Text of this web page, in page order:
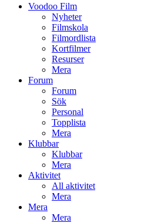
Voodoo Film
Nyheter
Filmskola
Filmordlista
Kortfilmer
Resurser
Mera
Forum
Forum
Sök
Personal
Topplista
Mera
Klubbar
Klubbar
Mera
Aktivitet
All aktivitet
Mera
Mera
Mera